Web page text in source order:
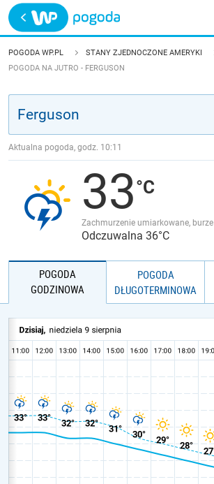
Trwa ładowanie
POLSKA
JAKOŚĆ POWIETRZA
POGODA WP.PL
STANY ZJEDNOCZONE AMERYKI
POGODA NA JUTRO - FERGUSON
Aktualna pogoda, godz. 10:11
33
Zachmurzenie umiarkowane, burze
Odczuwalna 36°C
POGODA
GODZINOWA
POGODA
DŁUGOTERMINOWA